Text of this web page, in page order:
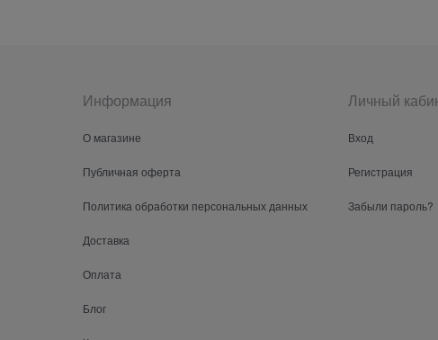
Информация
О магазине
Публичная оферта
Политика обработки персональных данных
Доставка
Оплата
Блог
Личный
Вход
Регистрация
Забыли пароль?